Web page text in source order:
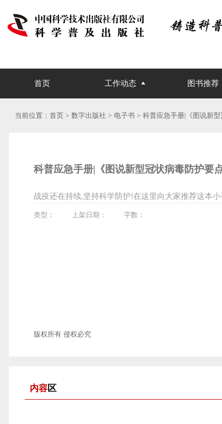
首页 工作动态 图书推荐
当前位置： 首页 > 数字出版社 > 电子书 > 科普应急手册|《图说新
科普应急手册|《图说新型冠状病毒防护要
战疫还在持续,坚持科学防护!在这里向大家推荐这本
类型： 上架日期： 字数：
版权所有 侵权必究
内容区